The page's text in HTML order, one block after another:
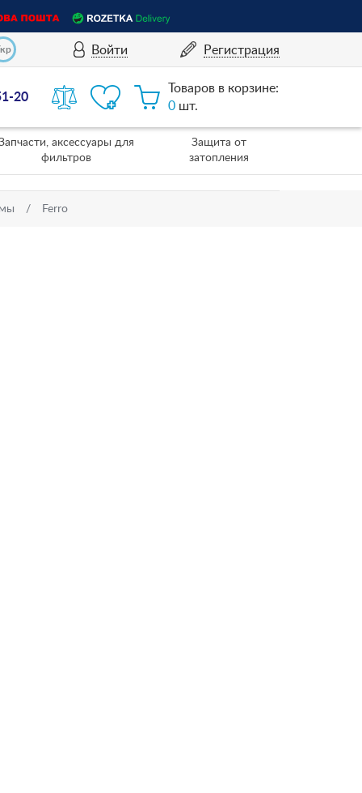
Войти Регистрация
20
Товаров в корзине:
0 шт.
аксессуары для
фильтров
Защита от
затопления
Ferro